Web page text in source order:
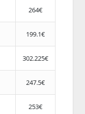
264€
199.1€
302.225€
247.5€
253€